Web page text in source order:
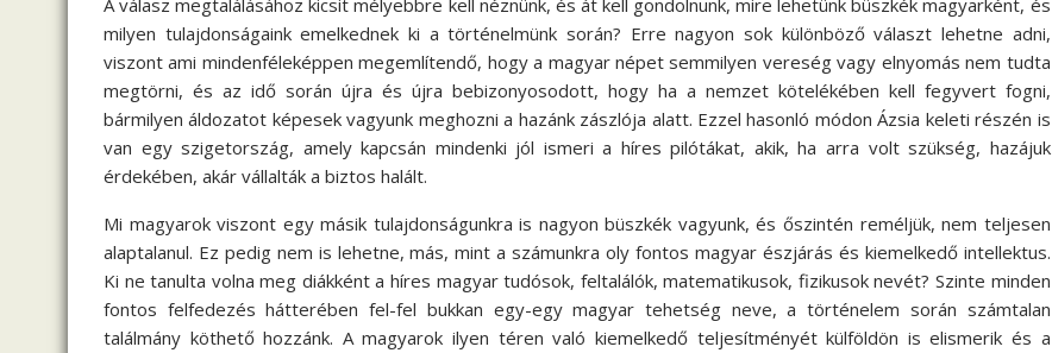
A válasz megtalálásához kicsit mélyebbre kell néznünk, és át kell gondolnunk, mire lehetünk büszkék magyarként, és
milyen tulajdonságaink emelkednek ki a történelmünk során? Erre nagyon sok különböző választ lehetne adni,
viszont ami mindenféleképpen megemlítendő, hogy a magyar népet semmilyen vereség vagy elnyomás nem tudta
megtörni, és az idő során újra és újra bebizonyosodott, hogy ha a nemzet kötelékében kell fegyvert fogni,
bármilyen áldozatot képesek vagyunk meghozni a hazánk zászlója alatt. Ezzel hasonló módon Ázsia keleti részén is
van egy szigetország, amely kapcsán mindenki jól ismeri a híres pilótákat, akik, ha arra volt szükség, hazájuk
érdekében, akár vállalták a biztos halált.
Mi magyarok viszont egy másik tulajdonságunkra is nagyon büszkék vagyunk, és őszintén reméljük, nem teljesen
alaptalanul. Ez pedig nem is lehetne, más, mint a számunkra oly fontos magyar észjárás és kiemelkedő intellektus.
Ki ne tanulta volna meg diákként a híres magyar tudósok, feltalálók, matematikusok, fizikusok nevét? Szinte minden
fontos felfedezés hátterében fel-fel bukkan egy-egy magyar tehetség neve, a történelem során számtalan
találmány köthető hozzánk. A magyarok ilyen téren való kiemelkedő teljesítményét külföldön is elismerik és a